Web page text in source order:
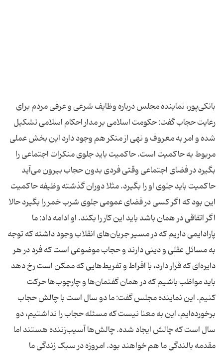
بانکی‌پور، نماینده مجلس درباره وظایف شرعی و عرفی مردم برای
رعایت حجاب گفت: حکومت اسلامی بر مدار احکام اسلامی تشکیل
شده و امر به معروف و نهی از منکر هم وجود دارد این بخش عملی
مربوط به حاکمیت است. حاکمیت باید جلوی منکرات اجتماعی را
بگیرد در فضای اجتماعی وقتی فردی بدون حجاب بیرون می‌آید
حاکمیت باید جلوی او را بگیرد. مثلا دوران گذشته وظیفه حاکمیت
این بود که اگر کسی در فضای عمومی جلوی شرب خمر را بگیرد حالا
اگر اتفاقی در همان باشد باید این کار را بکند. او ادامه داد: ما
پارادایمی داریم که در مسیر جریان‌های انقلاب وجود داشته که توجه
به مسائل عقلی و دینی دارند و حجاب موضوعی است که فرد در هر
دایره‌ای که قرار دارد، با افراط و تفریط‌هایی که ممکن است رخ دهد
باید مواظب باشیم که در همان گفتمان‌ها و چارچوب‌ها حرکت
کنیم. این نماینده مجلس گفت: ما دو سال است با چالش حجاب
برخورده‌ایم، این به معنا نیست که مسئله حجاب را نداشتیم، دو
سال است که چالش ایجاد شده. چالش‌ها آسیب‌زننده هستند اما
مقدمه بالندگی ما هم خواهند بود. امروزه در سبک زندگی ما